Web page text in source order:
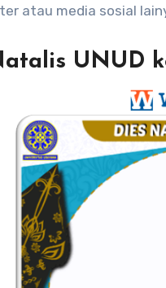
atau media sosial
UNUD